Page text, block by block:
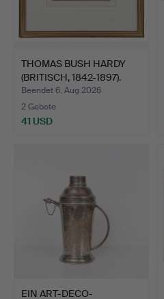
THOMAS BUSH HARDY
(BRITISCH, 1842-1897).
Beendet 6. Aug 2026
2 Gebote
41 USD
EIN ART-DECO-